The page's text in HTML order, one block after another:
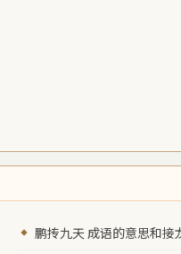
鹏抟九天 成语的意思和接